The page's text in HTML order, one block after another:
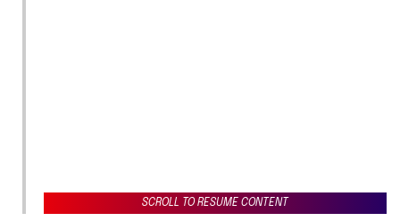
SCROLL TO RESUME CONTENT